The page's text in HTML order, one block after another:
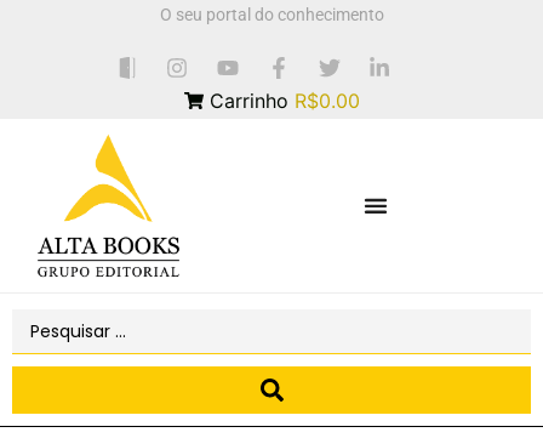
O seu portal do conhecimento
Carrinho R$0.00